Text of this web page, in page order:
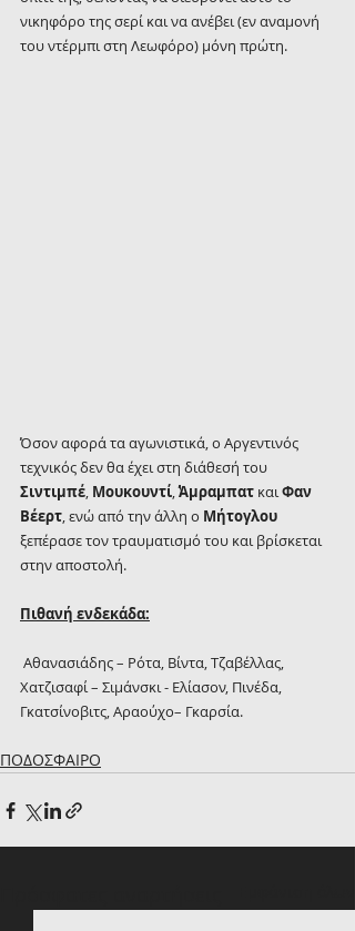
νικηφόρο της σερί και να ανέβει (εν αναμονή
του ντέρμπι στη Λεωφόρο) μόνη πρώτη.
Όσον αφορά τα αγωνιστικά, ο Αργεντινός
τεχνικός δεν θα έχει στη διάθεσή του
Σιντιμπέ, Μουκουντί, Άμραμπατ και Φαν
Βέερτ, ενώ από την άλλη ο Μήτογλου
ξεπέρασε τον τραυματισμό του και βρίσκεται
στην αποστολή.
Πιθανή ενδεκάδα:
Χατζισαφί – Σιμάνσκι - Ελίασον, Πινέδα,
Γκατσίνοβιτς, Αραούχο– Γκαρσία.
ΠΟΔΟΣΦΑΙΡΟ